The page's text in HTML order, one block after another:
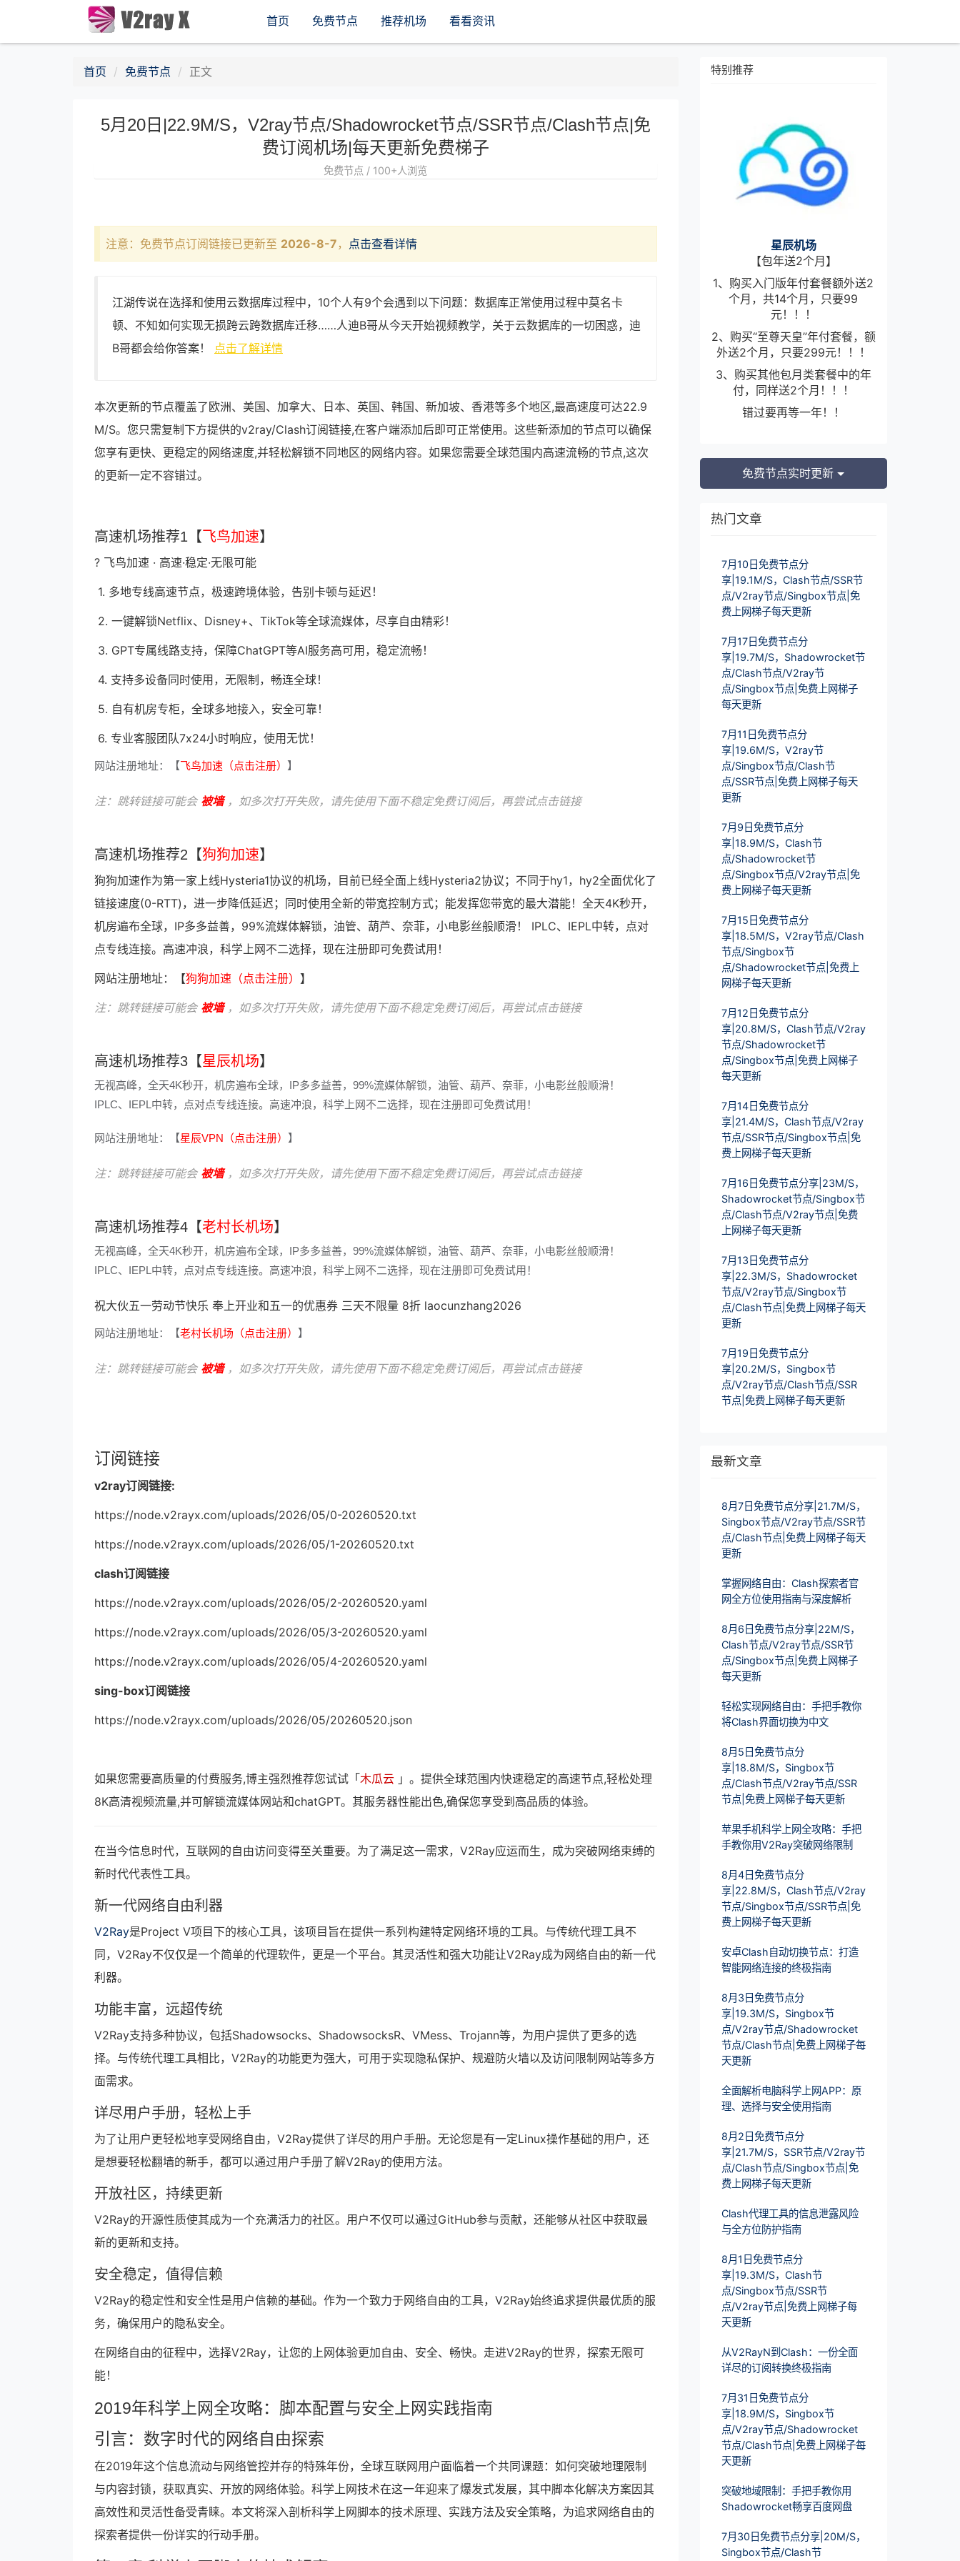
首页 免费节点 推荐机场 看看资讯
首页 免费节点 正文
5月20日|22.9M/S，V2ray节点/Shadowrocket节点/SSR节点/Clash节点|免
费订阅机场|每天更新免费梯子
免费节点 / 100+人浏览
注意：免费节点订阅链接已更新至 2026-8-7 ， 点击查看详情
江湖传说在选择和使用云数据库过程中，10个人有9个会遇到以下问题：数据库正常使用过程中莫名卡
顿、不知如何实现无损跨云跨数据库迁移……人迪B哥从今天开始视频教学，关于云数据库的一切困惑，迪
B哥都会给你答案！ 点击了解详情
本次更新的节点覆盖了欧洲、美国、加拿大、日本、英国、韩国、新加坡、香港等多个地区,最高速度可达22.9
M/S。您只需复制下方提供的v2ray/Clash订阅链接,在客户端添加后即可正常使用。这些新添加的节点可以确保
您享有更快、更稳定的网络速度,并轻松解锁不同地区的网络内容。如果您需要全球范围内高速流畅的节点,这次
的更新一定不容错过。
高速机场推荐1【 飞鸟加速】
? 飞鸟加速 · 高速·稳定·无限可能
1. 多地专线高速节点，极速跨境体验，告别卡顿与延迟！
2. 一键解锁Netflix、Disney+、TikTok等全球流媒体，尽享自由精彩！
3. GPT专属线路支持，保障ChatGPT等AI服务高可用，稳定流畅！
4. 支持多设备同时使用，无限制，畅连全球！
5. 自有机房专柜，全球多地接入，安全可靠！
6. 专业客服团队7x24小时响应，使用无忧！
网站注册地址：【飞鸟加速（点击注册） 】
注：跳转链接可能会 被墙，如多次打开失败，请先使用下面不稳定免费订阅后，再尝试点击链接
高速机场推荐2【狗狗加速】
狗狗加速作为第一家上线Hysteria1协议的机场，目前已经全面上线Hysteria2协议；不同于hy1，hy2全面优化了
链接速度(0-RTT)，进一步降低延迟；同时使用全新的带宽控制方式；能发挥您带宽的最大潜能！全天4K秒开，
机房遍布全球，IP多多益善，99%流媒体解锁，油管、葫芦、奈菲，小电影丝般顺滑！ IPLC、IEPL中转，点对
点专线连接。高速冲浪，科学上网不二选择，现在注册即可免费试用！
网站注册地址：【狗狗加速（点击注册） 】
注：跳转链接可能会 被墙，如多次打开失败，请先使用下面不稳定免费订阅后，再尝试点击链接
高速机场推荐3【星辰机场】
无视高峰，全天4K秒开，机房遍布全球，IP多多益善，99%流媒体解锁，油管、葫芦、奈菲，小电影丝般顺滑！
IPLC、IEPL中转，点对点专线连接。高速冲浪，科学上网不二选择，现在注册即可免费试用！
网站注册地址：【星辰VPN（点击注册） 】
注：跳转链接可能会 被墙，如多次打开失败，请先使用下面不稳定免费订阅后，再尝试点击链接
高速机场推荐4【老村长机场】
无视高峰，全天4K秒开，机房遍布全球，IP多多益善，99%流媒体解锁，油管、葫芦、奈菲，小电影丝般顺滑！
IPLC、IEPL中转，点对点专线连接。高速冲浪，科学上网不二选择，现在注册即可免费试用！
祝大伙五一劳动节快乐 奉上开业和五一的优惠券 三天不限量 8折 laocunzhang2026
网站注册地址：【老村长机场（点击注册） 】
注：跳转链接可能会 被墙，如多次打开失败，请先使用下面不稳定免费订阅后，再尝试点击链接
订阅链接
v2ray订阅链接:
https://node.v2rayx.com/uploads/2026/05/0-20260520.txt
https://node.v2rayx.com/uploads/2026/05/1-20260520.txt
clash订阅链接
https://node.v2rayx.com/uploads/2026/05/2-20260520.yaml
https://node.v2rayx.com/uploads/2026/05/3-20260520.yaml
https://node.v2rayx.com/uploads/2026/05/4-20260520.yaml
sing-box订阅链接
https://node.v2rayx.com/uploads/2026/05/20260520.json
如果您需要高质量的付费服务,博主强烈推荐您试试「 木瓜云 」。提供全球范围内快速稳定的高速节点,轻松处理
8K高清视频流量,并可解锁流媒体网站和chatGPT。其服务器性能出色,确保您享受到高品质的体验。
在当今信息时代，互联网的自由访问变得至关重要。为了满足这一需求，V2Ray应运而生，成为突破网络束缚的
新时代代表性工具。
新一代网络自由利器
V2Ray是Project V项目下的核心工具，该项目旨在提供一系列构建特定网络环境的工具。与传统代理工具不
同，V2Ray不仅仅是一个简单的代理软件，更是一个平台。其灵活性和强大功能让V2Ray成为网络自由的新一代
利器。
功能丰富，远超传统
V2Ray支持多种协议，包括Shadowsocks、ShadowsocksR、VMess、Trojann等，为用户提供了更多的选
择。与传统代理工具相比，V2Ray的功能更为强大，可用于实现隐私保护、规避防火墙以及访问限制网站等多方
面需求。
详尽用户手册，轻松上手
为了让用户更轻松地享受网络自由，V2Ray提供了详尽的用户手册。无论您是有一定Linux操作基础的用户，还
是想要轻松翻墙的新手，都可以通过用户手册了解V2Ray的使用方法。
开放社区，持续更新
V2Ray的开源性质使其成为一个充满活力的社区。用户不仅可以通过GitHub参与贡献，还能够从社区中获取最
新的更新和支持。
安全稳定，值得信赖
V2Ray的稳定性和安全性是用户信赖的基础。作为一个致力于网络自由的工具，V2Ray始终追求提供最优质的服
务，确保用户的隐私安全。
在网络自由的征程中，选择V2Ray，让您的上网体验更加自由、安全、畅快。走进V2Ray的世界，探索无限可
能！
2019年科学上网全攻略：脚本配置与安全上网实践指南
引言：数字时代的网络自由探索
在2019年这个信息流动与网络管控并存的特殊年份，全球互联网用户面临着一个共同课题：如何突破地理限制
与内容封锁，获取真实、开放的网络体验。科学上网技术在这一年迎来了爆发式发展，其中脚本化解决方案因其
高效性和灵活性备受青睐。本文将深入剖析科学上网脚本的技术原理、实践方法及安全策略，为追求网络自由的
探索者提供一份详实的行动手册。
特别推荐
星辰机场
【包年送2个月】
1、购买入门版年付套餐额外送2
个月，共14个月，只要99
元！！！
2、购买“至尊天皇”年付套餐，额
外送2个月，只要299元！！！
3、购买其他包月类套餐中的年
付，同样送2个月！！！
错过要再等一年！！
免费节点实时更新
热门文章
7月10日免费节点分
享|19.1M/S，Clash节点/SSR节
点/V2ray节点/Singbox节点|免
费上网梯子每天更新
7月17日免费节点分
享|19.7M/S，Shadowrocket节
点/Clash节点/V2ray节
点/Singbox节点|免费上网梯子
每天更新
7月11日免费节点分
享|19.6M/S，V2ray节
点/Singbox节点/Clash节
点/SSR节点|免费上网梯子每天
更新
7月9日免费节点分
享|18.9M/S，Clash节
点/Shadowrocket节
点/Singbox节点/V2ray节点|免
费上网梯子每天更新
7月15日免费节点分
享|18.5M/S，V2ray节点/Clash
节点/Singbox节
点/Shadowrocket节点|免费上
网梯子每天更新
7月12日免费节点分
享|20.8M/S，Clash节点/V2ray
节点/Shadowrocket节
点/Singbox节点|免费上网梯子
每天更新
7月14日免费节点分
享|21.4M/S，Clash节点/V2ray
节点/SSR节点/Singbox节点|免
费上网梯子每天更新
7月16日免费节点分享|23M/S，
Shadowrocket节点/Singbox节
点/Clash节点/V2ray节点|免费
上网梯子每天更新
7月13日免费节点分
享|22.3M/S，Shadowrocket
节点/V2ray节点/Singbox节
点/Clash节点|免费上网梯子每天
更新
7月19日免费节点分
享|20.2M/S，Singbox节
点/V2ray节点/Clash节点/SSR
节点|免费上网梯子每天更新
最新文章
8月7日免费节点分享|21.7M/S，
Singbox节点/V2ray节点/SSR节
点/Clash节点|免费上网梯子每天
更新
掌握网络自由：Clash探索者官
网全方位使用指南与深度解析
8月6日免费节点分享|22M/S，
Clash节点/V2ray节点/SSR节
点/Singbox节点|免费上网梯子
每天更新
轻松实现网络自由：手把手教你
将Clash界面切换为中文
8月5日免费节点分
享|18.8M/S，Singbox节
点/Clash节点/V2ray节点/SSR
节点|免费上网梯子每天更新
苹果手机科学上网全攻略：手把
手教你用V2Ray突破网络限制
8月4日免费节点分
享|22.8M/S，Clash节点/V2ray
节点/Singbox节点/SSR节点|免
费上网梯子每天更新
安卓Clash自动切换节点：打造
智能网络连接的终极指南
8月3日免费节点分
享|19.3M/S，Singbox节
点/V2ray节点/Shadowrocket
节点/Clash节点|免费上网梯子每
天更新
全面解析电脑科学上网APP：原
理、选择与安全使用指南
8月2日免费节点分
享|21.7M/S，SSR节点/V2ray节
点/Clash节点/Singbox节点|免
费上网梯子每天更新
Clash代理工具的信息泄露风险
与全方位防护指南
8月1日免费节点分
享|19.3M/S，Clash节
点/Singbox节点/SSR节
点/V2ray节点|免费上网梯子每
天更新
从V2RayN到Clash：一份全面
详尽的订阅转换终极指南
7月31日免费节点分
享|18.9M/S，Singbox节
点/V2ray节点/Shadowrocket
节点/Clash节点|免费上网梯子每
天更新
突破地域限制：手把手教你用
Shadowrocket畅享百度网盘
7月30日免费节点分享|20M/S，
Singbox节点/Clash节